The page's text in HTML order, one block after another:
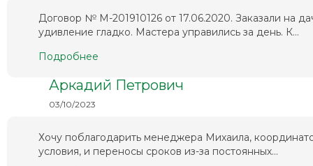
Договор № М-201910126 от 17.06.2020. Заказали на
удивление гладко. Мастера управились за день. К...
Подробнее
Аркадий Петрович
03/10/2023
Хочу поблагодарить менеджера Михаила,
условия, и переносы сроков из-за постоянных...